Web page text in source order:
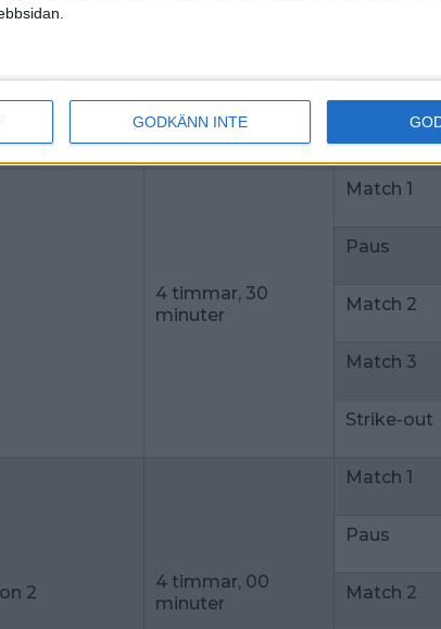
GODKÄNN INTE Strike-out
4 timmar, 30
minuter
Match 1
Paus
Match 2
Match 3
Strike-out
2
4 timmar, 00
minuter
Match 1
Paus
Match 2